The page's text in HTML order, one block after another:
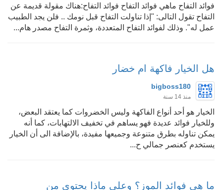
فوائد التفاح ماهي فوائد التفاح فوائد التفاح:هناك مقولة قديمة عن
التفاح تقول التالى: "إذا تناولت التفاح قبل نومك .. فلن يجد الطبيب
عمل له". وذلك لفوائد التفاح المتعددة، وثمرة التفاح مصدر هام...
هل الخيار فاكهة ام خضار
bigboss180
منذ 14 سنة
الخيار هو أحد أنواع الفاكهة وليس الخضروات كما يعتقد البعض،
وللخيار فوائد عديدة فهو يساهم في تخفيف الالتهابات، كما أنه
يمكن تناوله بطرق متنوعة وجميعها مفيدة، بالإضافة الى أن الخيار
يستخدم كعنصر جمالي ح...
ما هي فوائد الموز؟ وعلى ماذا يحتوي من